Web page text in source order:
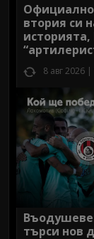
втория си
8 авг 2026 |
търси нов